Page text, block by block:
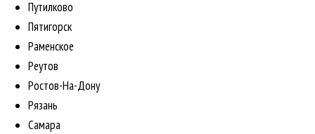
Путилково
Пятигорск
Раменское
Реутов
Ростов-На-Дону
Рязань
Самара